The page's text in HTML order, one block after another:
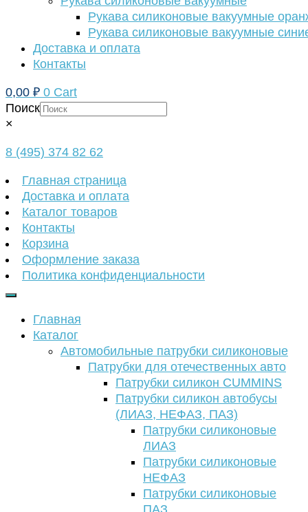
Рукава силиконовые вакуумные
Рукава силиконовые вакуумные
Доставка и оплата
Контакты
0,00 ₽ 0 Cart
Поиск
×
8 (495) 374 82 62
Главная страница
Доставка и оплата
Каталог товаров
Контакты
Корзина
Оформление заказа
Политика конфиденциальности
Главная
Каталог
Автомобильные патрубки силиконовые
Патрубки для отечественных авто
Патрубки силикон CUMMINS
Патрубки силикон автобусы
(ЛИАЗ, НЕФАЗ, ПАЗ)
Патрубки силиконовые
ЛИАЗ
Патрубки силиконовые
НЕФАЗ
Патрубки силиконовые
ПАЗ